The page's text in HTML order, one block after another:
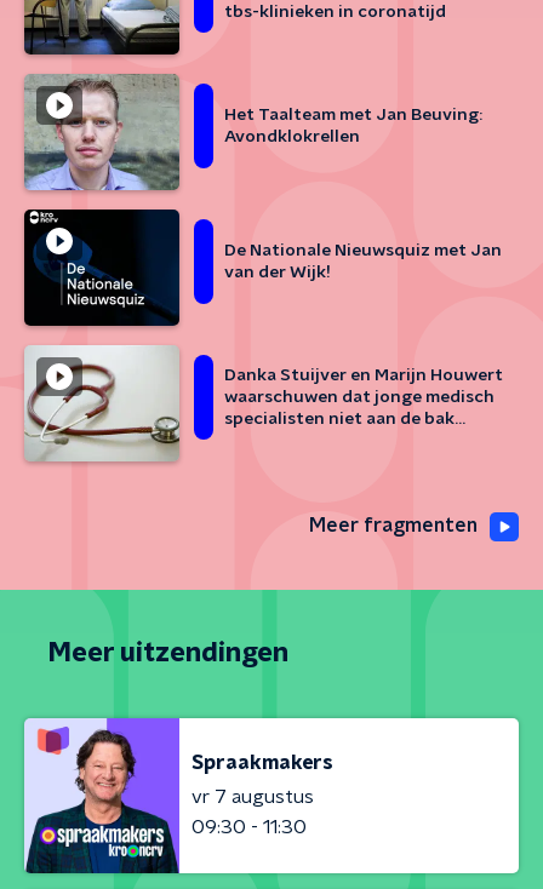
tbs-klinieken in coronatijd
Het Taalteam met Jan Beuving:
Avondklokrellen
De Nationale Nieuwsquiz met Jan
van der Wijk!
Danka Stuijver en Marijn Houwert
waarschuwen dat jonge medisch
specialisten niet aan de bak
Meer fragmenten
Meer uitzendingen
Spraakmakers
vr 7 augustus
09:30 - 11:30